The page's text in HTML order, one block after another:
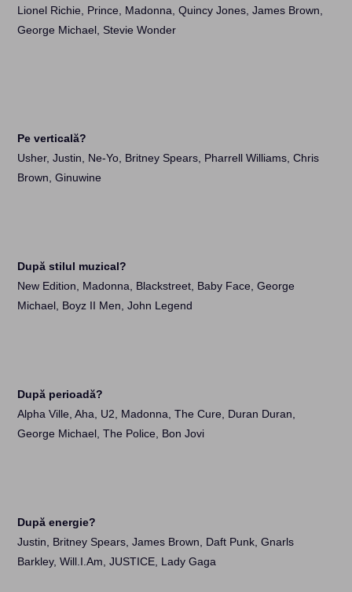
Lionel Richie, Prince, Madonna, Quincy Jones, James Brown,
George Michael, Stevie Wonder
Pe verticală?
Usher, Justin, Ne-Yo, Britney Spears, Pharrell Williams, Chris
Brown, Ginuwine
După stilul muzical?
New Edition, Madonna, Blackstreet, Baby Face, George
Michael, Boyz II Men, John Legend
După perioadă?
Alpha Ville, Aha, U2, Madonna, The Cure, Duran Duran,
George Michael, The Police, Bon Jovi
După energie?
Justin, Britney Spears, James Brown, Daft Punk, Gnarls
Barkley, Will.I.Am, JUSTICE, Lady Gaga